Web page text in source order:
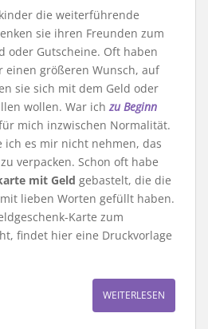
die weiterführende
sie ihren Freunden zum
oder Gutscheine. Oft haben
einen größeren Wunsch, auf
sie sich mit dem Geld oder
wollen. War ich zu Beginn
mich inzwischen Normalität.
ich es mir nicht nehmen, das
verpacken. Schon oft habe
mit Geld gebastelt, die die
lieben Worten gefüllt haben.
Karte zum
findet hier eine Druckvorlage
WEITERLESEN